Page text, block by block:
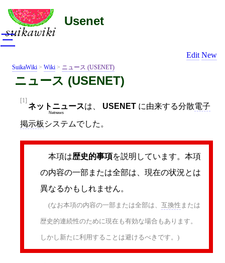
Usenet
Edit New
SuikaWiki > Wiki > ニュース (USENET)
ニュース (USENET)
[1]
ネットニュース
Netnews
は、 USENET に由来する分散電子
掲示板 システムでした。
本項は歴史的事項を説明しています。本項
の内容の一部または全部は、現在の状況とは
異なるかもしれません。
(なお本項の内容の一部または全部は、 互換性 または
歴史的連続性のために現在も有効な場合もあります。
しかし新たに利用することは避けるべきです。)
三